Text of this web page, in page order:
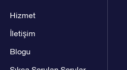
Hizmet
İletişim
Blogu